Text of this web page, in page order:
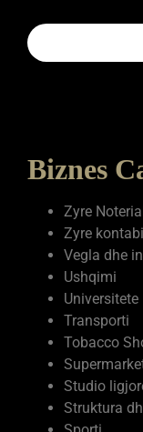
Zyre
Zyre
Vegla dhe
Ushqimi
Universitete
Transporti
Tobacco
Studio ligjore
Struktura
Sporti
Shkolla te
Shërbime